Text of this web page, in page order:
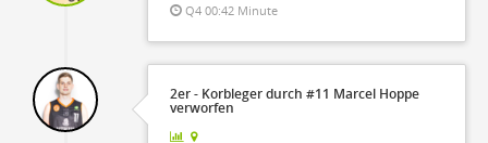
Q4 00:42 Minute
2er - Korbleger durch #11 Marcel Hoppe
verworfen